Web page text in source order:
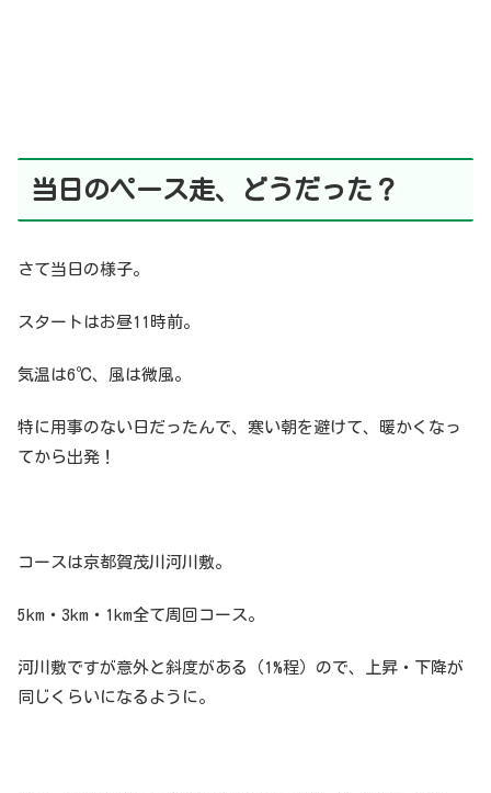
当日のペース走、どうだった？
さて当日の様子。
スタートはお昼11時前。
気温は6℃、風は微風。
特に用事のない日だったんで、寒い朝を避けて、暖かくなっ
てから出発！
コースは京都賀茂川河川敷。
5km・3km・1km全て周回コース。
河川敷ですが意外と斜度がある（1%程）ので、上昇・下降が
同じくらいになるように。